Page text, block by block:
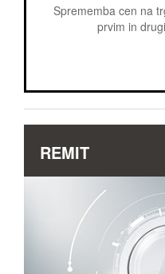
Sprememba cen na
prvim in
REMIT